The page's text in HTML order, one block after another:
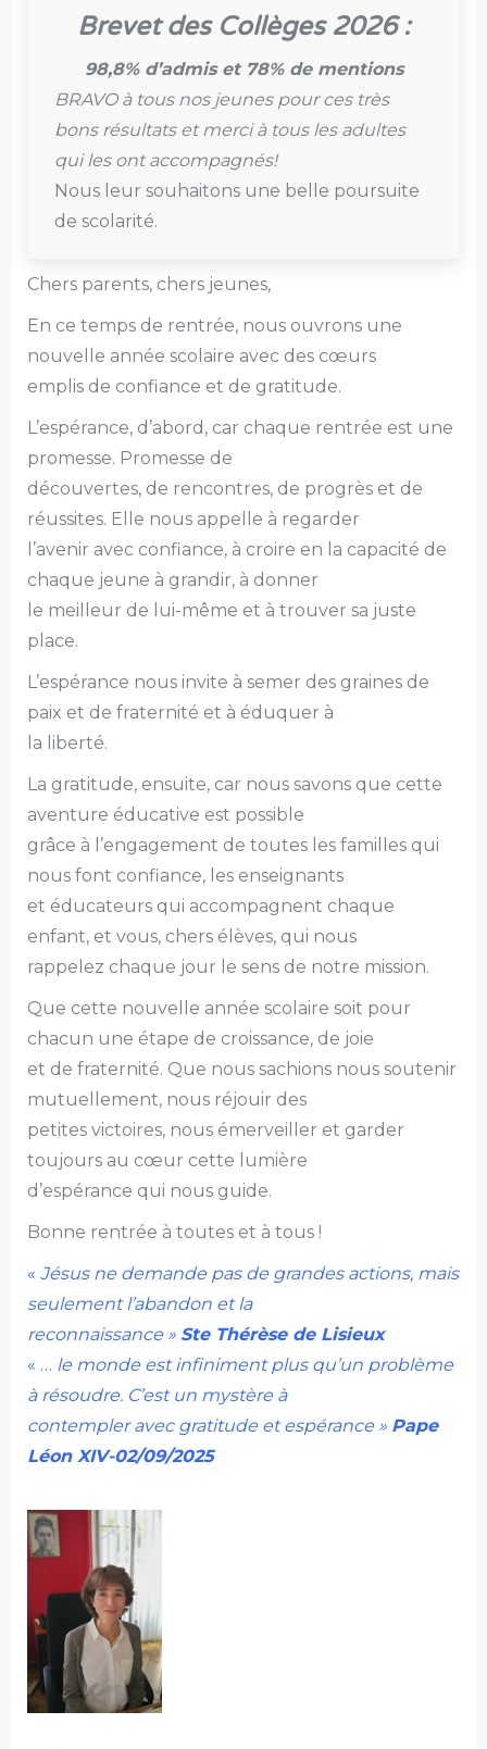
Brevet des Collèges 2026 :
98,8% d’admis et 78% de mentions
BRAVO à tous nos jeunes pour ces très
bons résultats et merci à tous les adultes
qui les ont accompagnés!
Nous leur souhaitons une belle poursuite
de scolarité.
Chers parents, chers jeunes,
En ce temps de rentrée, nous ouvrons une
nouvelle année scolaire avec des cœurs
emplis de confiance et de gratitude.
L’espérance, d’abord, car chaque rentrée est une
promesse. Promesse de
découvertes, de rencontres, de progrès et de
réussites. Elle nous appelle à regarder
l’avenir avec confiance, à croire en la capacité de
chaque jeune à grandir, à donner
le meilleur de lui-même et à trouver sa juste
place.
L’espérance nous invite à semer des graines de
paix et de fraternité et à éduquer à
la liberté.
La gratitude, ensuite, car nous savons que cette
aventure éducative est possible
grâce à l’engagement de toutes les familles qui
nous font confiance, les enseignants
et éducateurs qui accompagnent chaque
enfant, et vous, chers élèves, qui nous
rappelez chaque jour le sens de notre mission.
Que cette nouvelle année scolaire soit pour
chacun une étape de croissance, de joie
et de fraternité. Que nous sachions nous soutenir
mutuellement, nous réjouir des
petites victoires, nous émerveiller et garder
toujours au cœur cette lumière
d’espérance qui nous guide.
Bonne rentrée à toutes et à tous !
« Jésus ne demande pas de grandes actions, mais
seulement l’abandon et la
reconnaissance » Ste Thérèse de Lisieux
« … le monde est infiniment plus qu’un problème
à résoudre. C’est un mystère à
contempler avec gratitude et espérance » Pape
Léon XIV-02/09/2025